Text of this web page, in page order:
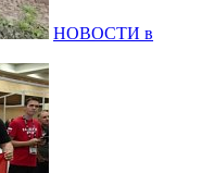
НОВОСТИ в